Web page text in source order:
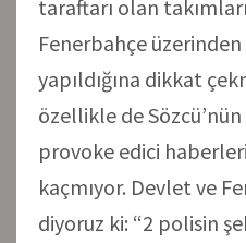
taraftarı olan
Fenerbahçe
yapıldığına dikkat
özellikle de
provoke edici
kaçmıyor. Devlet ve
diyoruz ki: “2 polisin